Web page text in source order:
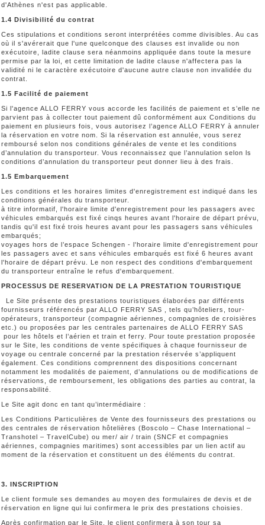
d'Athènes n'est pas applicable.
1.4 Divisibilité du contrat
Ces stipulations et conditions seront interprétées comme divisibles. Au cas
où il s'avérerait que l'une quelconque des clauses est invalide ou non
exécutoire, ladite clause sera néanmoins appliquée dans toute la mesure
permise par la loi, et cette limitation de ladite clause n'affectera pas la
validité ni le caractère exécutoire d'aucune autre clause non invalidée du
contrat.
1.5 Facilité de paiement
Si l'agence ALLO FERRY vous accorde les facilités de paiement et s’elle ne
parvient pas à collecter tout paiement dû conformément aux Conditions du
paiement en plusieurs fois, vous autorisez l’agence ALLO FERRY à annuler
la réservation en votre nom. Si la réservation est annulée, vous serez
remboursé selon nos conditions générales de vente et les conditions
d’annulation du transporteur. Vous reconnaissez que l’annulation selon ls
conditions d’annulation du transporteur peut donner lieu à des frais.
1.5 Embarquement
Les conditions et les horaires limites d'enregistrement est indiqué dans les
conditions générales du transporteur.
à titre informatif, l'horaire limite d'enregistrement pour les passagers avec
véhicules embarqués est fixé cinqs heures avant l'horaire de départ prévu,
tandis qu'il est fixé trois heures avant pour les passagers sans véhicules
embarqués;
voyages hors de l’espace Schengen - l'horaire limite d'enregistrement pour
les passagers avec et sans véhicules embarqués est fixé 6 heures avant
l'horaire de départ prévu. Le non respect des conditions d'embarquement
du transporteur entraîne le refus d'embarquement.
PROCESSUS DE RESERVATION DE LA PRESTATION TOURISTIQUE
Le Site présente des prestations touristiques élaborées par différents
fournisseurs référencés par ALLO FERRY SAS , tels qu’hôteliers, tour-
opérateurs, transporteur (compagnie aériennes, compagnies de croisières
etc.) ou proposées par les centrales partenaires de ALLO FERRY SAS
pour les hôtels et l’aérien et train et ferry. Pour toute prestation proposée
sur le Site, les conditions de vente spécifiques à chaque fournisseur de
voyage ou centrale concerné par la prestation réservée s’appliquent
également. Ces conditions comprennent des dispositions concernant
notamment les modalités de paiement, d’annulations ou de modifications de
réservations, de remboursement, les obligations des parties au contrat, la
responsabilité.
Le Site agit donc en tant qu’intermédiaire :
Les Conditions Particulières de Vente des fournisseurs des prestations ou
des centrales de réservation hôtelières (Boscolo – Chase International –
Transhotel – TravelCube) ou mer/ air / train (SNCF et compagnies
aériennes, compagnies maritimes) sont accessibles par un lien actif au
moment de la réservation et constituent un des éléments du contrat.
3. INSCRIPTION
Le client formule ses demandes au moyen des formulaires de devis et de
réservation en ligne qui lui confirmera le prix des prestations choisies.
Après confirmation par le Site, le client confirmera à son tour sa